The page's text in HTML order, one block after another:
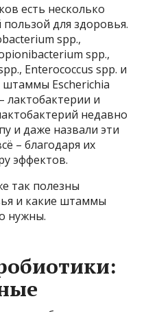
есть несколько
для здоровья.
spp.,
spp.,
Enterococcus spp. и
штаммы Escherichia
лактобактерии и
недавно
и даже назвали эти
– благодаря их
эффектов.
так полезны
и какие штаммы
нужны.